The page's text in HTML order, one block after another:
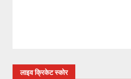
लाइव क्रिकेट स्कोर